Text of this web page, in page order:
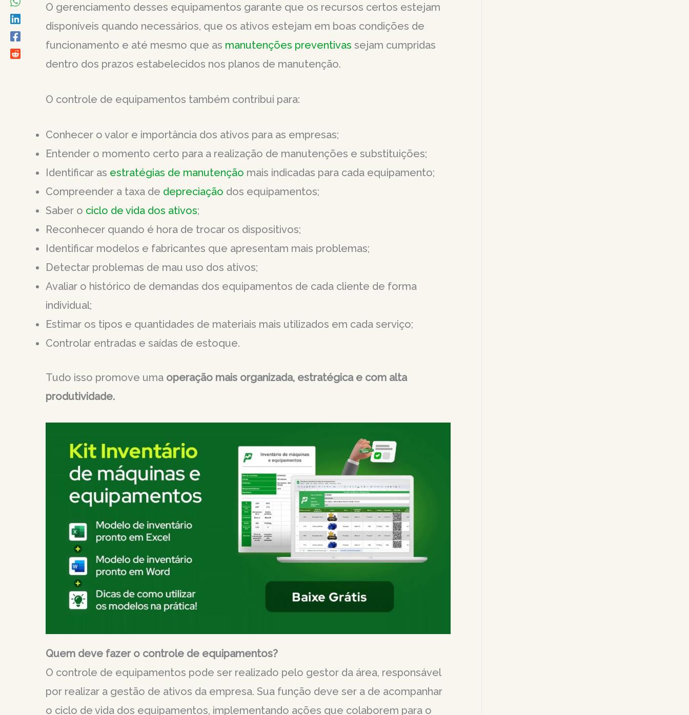
O gerenciamento desses equipamentos garante que os recursos certos estejam
disponíveis quando necessários, que os ativos estejam em boas condições de
funcionamento e até mesmo que as manutenções preventivas sejam cumpridas
dentro dos prazos estabelecidos nos planos de manutenção.
O controle de equipamentos também contribui para:
Conhecer o valor e importância dos ativos para as empresas;
Entender o momento certo para a realização de manutenções e substituições;
Identificar as estratégias de manutenção mais indicadas para cada equipamento;
Compreender a taxa de depreciação dos equipamentos;
Saber o ciclo de vida dos ativos;
Reconhecer quando é hora de trocar os dispositivos;
Identificar modelos e fabricantes que apresentam mais problemas;
Detectar problemas de mau uso dos ativos;
Avaliar o histórico de demandas dos equipamentos de cada cliente de forma
individual;
Estimar os tipos e quantidades de materiais mais utilizados em cada serviço;
Controlar entradas e saídas de estoque.
Tudo isso promove uma operação mais organizada, estratégica e com alta
produtividade.
Quem deve fazer o controle de equipamentos?
O controle de equipamentos pode ser realizado pelo gestor da área, responsável
por realizar a gestão de ativos da empresa. Sua função deve ser a de acompanhar
o ciclo de vida dos equipamentos, implementando ações que colaborem para o